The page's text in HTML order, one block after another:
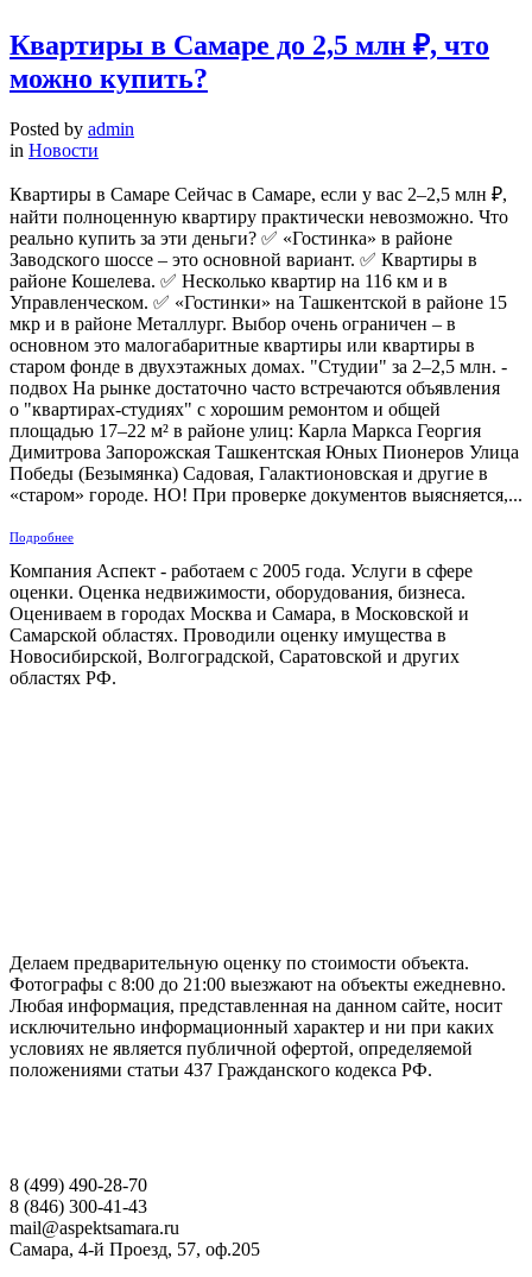
Квартиры в Самаре до 2,5 млн ₽, что
можно купить?
Posted by admin
in Новости
Квартиры в Самаре Сейчас в Самаре, если у вас 2–2,5 млн ₽,
найти полноценную квартиру практически невозможно. Что
реально купить за эти деньги? ✅ «Гостинка» в районе
Заводского шоссе – это основной вариант. ✅ Квартиры в
районе Кошелева. ✅ Несколько квартир на 116 км и в
Управленческом. ✅ «Гостинки» на Ташкентской в районе 15
мкр и в районе Металлург. Выбор очень ограничен – в
основном это малогабаритные квартиры или квартиры в
старом фонде в двухэтажных домах. "Студии" за 2–2,5 млн. -
подвох На рынке достаточно часто встречаются объявления
о "квартирах-студиях" с хорошим ремонтом и общей
площадью 17–22 м² в районе улиц: Карла Маркса Георгия
Димитрова Запорожская Ташкентская Юных Пионеров Улица
Победы (Безымянка) Садовая, Галактионовская и другие в
«старом» городе. НО! При проверке документов выясняется,...
Подробнее
Компания Аспект - работаем с 2005 года. Услуги в сфере
оценки. Оценка недвижимости, оборудования, бизнеса.
Оцениваем в городах Москва и Самара, в Московской и
Самарской областях. Проводили оценку имущества в
Новосибирской, Волгоградской, Саратовской и других
областях РФ.
Делаем предварительную оценку по стоимости объекта.
Фотографы с 8:00 до 21:00 выезжают на объекты ежедневно.
Любая информация, представленная на данном сайте, носит
исключительно информационный характер и ни при каких
условиях не является публичной офертой, определяемой
положениями статьи 437 Гражданского кодекса РФ.
8 (499) 490-28-70
8 (846) 300-41-43
mail@aspektsamara.ru
Самара, 4-й Проезд, 57, оф.205